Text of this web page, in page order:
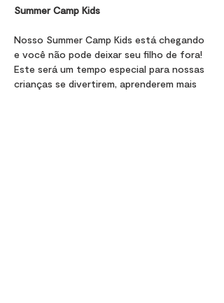
Summer Camp Kids
Nosso Summer Camp Kids está chegando
e você não pode deixar seu filho de fora!
Este será um tempo especial para nossas
crianças se divertirem, aprenderem mais